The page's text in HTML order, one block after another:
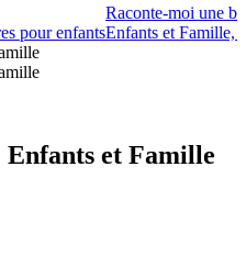
pour enfants
Raconte-moi une
Enfants et Famille,
Enfants et Famille